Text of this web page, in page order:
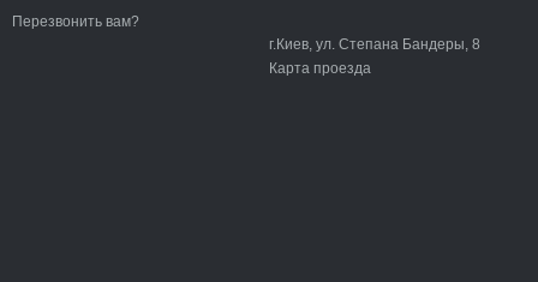
Перезвонить вам?
г.Киев, ул. Степана Бандеры, 8
Карта проезда